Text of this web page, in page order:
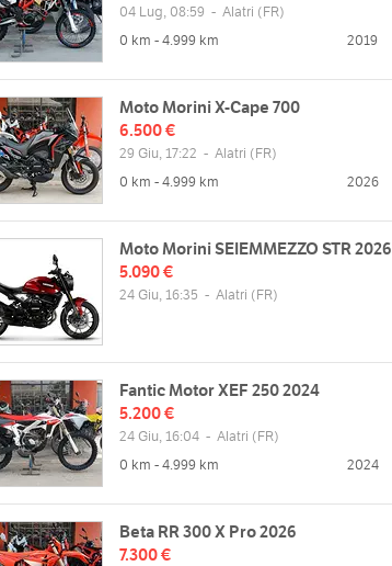
04 Lug, 08:59 - Alatri (FR)
0 km - 4.999 km
2019
Moto Morini X-Cape 700
6.500 €
29 Giu, 17:22 - Alatri (FR)
0 km - 4.999 km
2026
Moto Morini SEIEMMEZZO STR 2026
5.090 €
24 Giu, 16:35 - Alatri (FR)
Fantic Motor XEF 250 2024
5.200 €
24 Giu, 16:04 - Alatri (FR)
0 km - 4.999 km
2024
Beta RR 300 X Pro 2026
7.300 €